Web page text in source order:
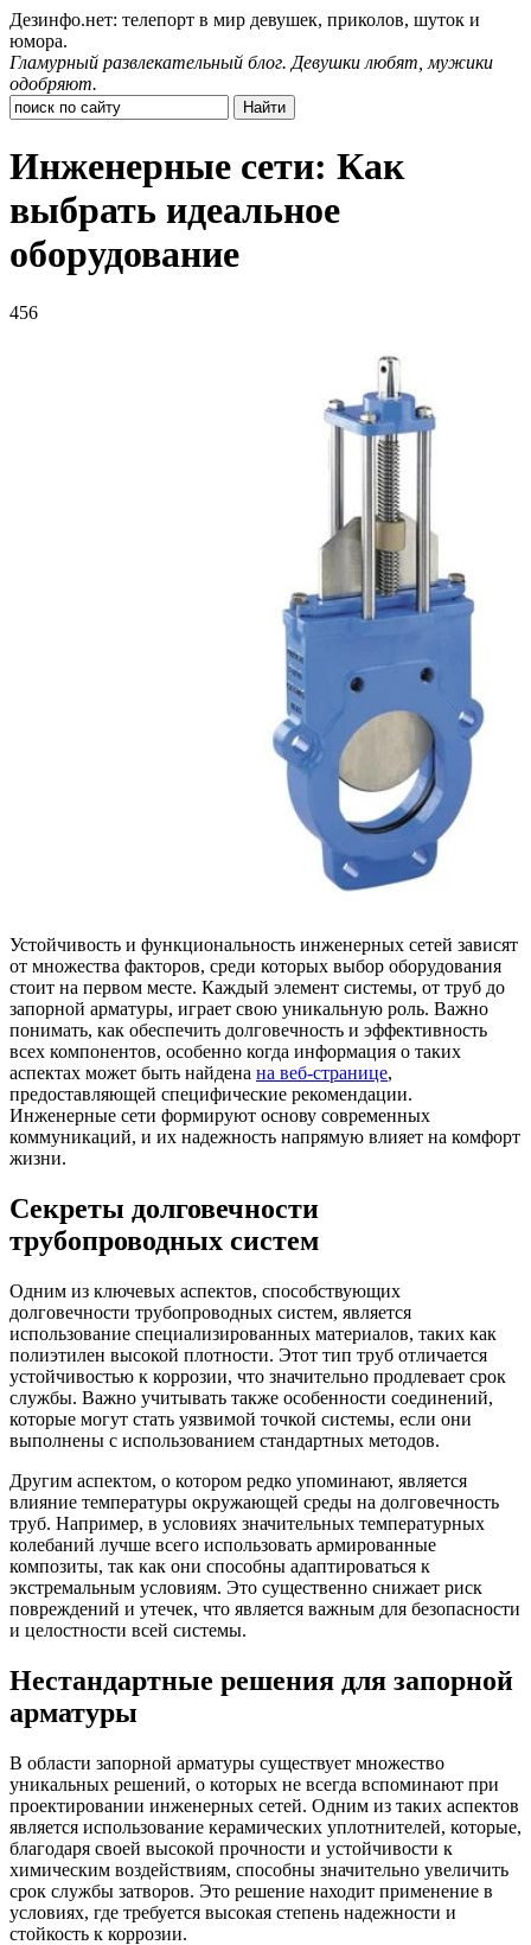
Дезинфо.нет: телепорт в мир девушек, приколов, шуток и
юмора.
Гламурный развлекательный блог. Девушки любят, мужики
одобряют.
Инженерные сети: Как
выбрать идеальное
оборудование
456
Устойчивость и функциональность инженерных сетей зависят
от множества факторов, среди которых выбор оборудования
стоит на первом месте. Каждый элемент системы, от труб до
запорной арматуры, играет свою уникальную роль. Важно
понимать, как обеспечить долговечность и эффективность
всех компонентов, особенно когда информация о таких
аспектах может быть найдена на веб-странице,
предоставляющей специфические рекомендации.
Инженерные сети формируют основу современных
коммуникаций, и их надежность напрямую влияет на комфорт
жизни.
Секреты долговечности
трубопроводных систем
Одним из ключевых аспектов, способствующих
долговечности трубопроводных систем, является
использование специализированных материалов, таких как
полиэтилен высокой плотности. Этот тип труб отличается
устойчивостью к коррозии, что значительно продлевает срок
службы. Важно учитывать также особенности соединений,
которые могут стать уязвимой точкой системы, если они
выполнены с использованием стандартных методов.
Другим аспектом, о котором редко упоминают, является
влияние температуры окружающей среды на долговечность
труб. Например, в условиях значительных температурных
колебаний лучше всего использовать армированные
композиты, так как они способны адаптироваться к
экстремальным условиям. Это существенно снижает риск
повреждений и утечек, что является важным для безопасности
и целостности всей системы.
Нестандартные решения для запорной
арматуры
В области запорной арматуры существует множество
уникальных решений, о которых не всегда вспоминают при
проектировании инженерных сетей. Одним из таких аспектов
является использование керамических уплотнителей, которые,
благодаря своей высокой прочности и устойчивости к
химическим воздействиям, способны значительно увеличить
срок службы затворов. Это решение находит применение в
условиях, где требуется высокая степень надежности и
стойкость к коррозии.